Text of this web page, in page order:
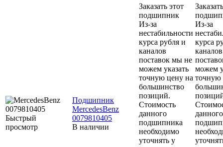
Быстрый
просмотр
Подшипник
MercedesBenz
0079810405
В наличии
Заказать этот
подшипник
Из-за
нестабильности
курса рубля и
каналов
поставок мы не
можем указать
точную цену на
большинство
позиций.
Стоимость
данного
подшипника
необходимо
уточнять у
Из-за
курса
каналов
можем
точную
данного